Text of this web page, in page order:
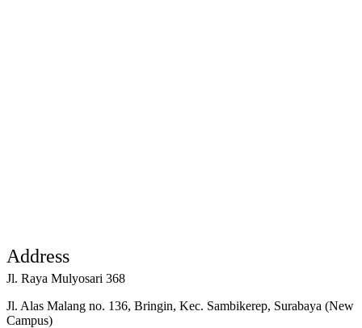
Address
Jl. Raya Mulyosari 368
Jl. Alas Malang no. 136, Bringin, Kec. Sambikerep, Surabaya (New
Campus)